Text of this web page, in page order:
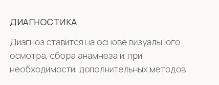
ДИАГНОСТИКА
Диагноз ставится на основе визуального
осмотра, сбора анамнеза и, при
необходимости, дополнительных методов: